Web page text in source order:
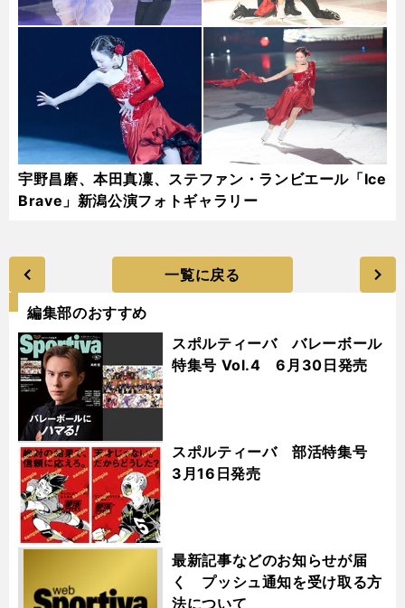
宇野昌磨、本田真凜、ステファン・ランビエール「Ice
Brave」新潟公演フォトギャラリー
一覧に戻る
編集部のおすすめ
スポルティーバ バレーボール
特集号 Vol.4 6月30日発売
スポルティーバ 部活特集号
3月16日発売
最新記事などのお知らせが届
く プッシュ通知を受け取る方
法について